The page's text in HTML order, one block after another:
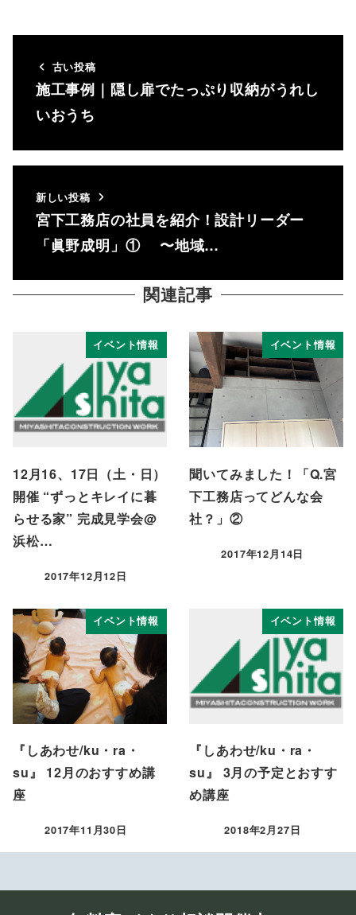
古い投稿
施工事例｜隠し扉でたっぷり収納がうれし
いおうち
新しい投稿
宮下工務店の社員を紹介！設計リーダー
「眞野成明」① 〜地域…
関連記事
イベント情報
12月16、17日（土・日）
開催 “ずっとキレイに暮
らせる家” 完成見学会@
浜松…
投稿日
2017年12月12日
イベント情報
聞いてみました！「Q.宮
下工務店ってどんな会
社？」②
投稿日
2017年12月14日
イベント情報
『しあわせ/ku・ra・
su』 12月のおすすめ講
座
投稿日
2017年11月30日
イベント情報
『しあわせ/ku・ra・
su』 3月の予定とおすす
め講座
投稿日
2018年2月27日